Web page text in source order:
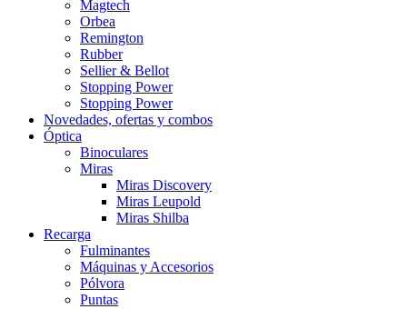
Magtech
Orbea
Remington
Rubber
Sellier & Bellot
Stopping Power
Stopping Power
Novedades, ofertas y combos
Óptica
Binoculares
Miras
Miras Discovery
Miras Leupold
Miras Shilba
Recarga
Fulminantes
Máquinas y Accesorios
Pólvora
Puntas